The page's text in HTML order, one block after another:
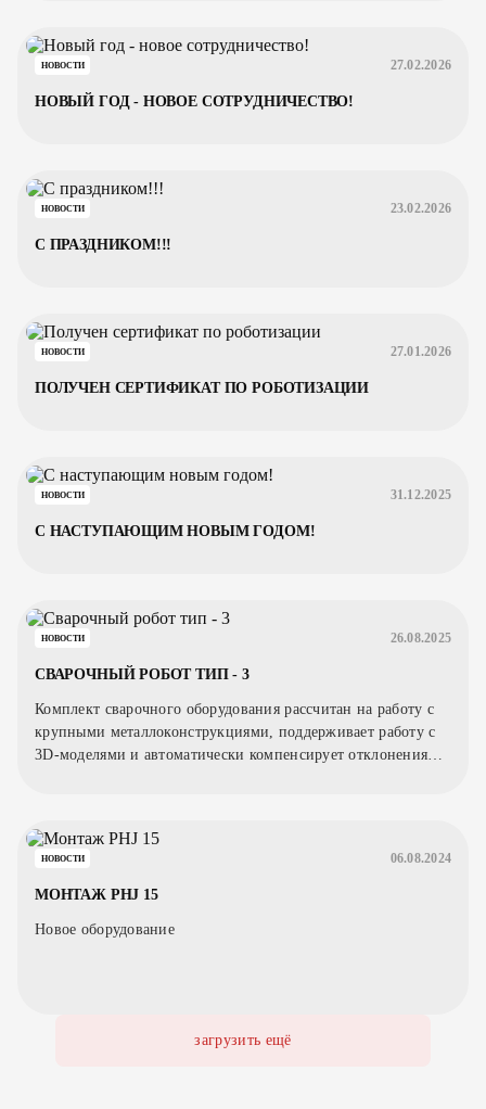
НОВОСТИ 27.02.2026
НОВЫЙ ГОД - НОВОЕ СОТРУДНИЧЕСТВО!
НОВОСТИ 23.02.2026
С ПРАЗДНИКОМ!!!
НОВОСТИ 27.01.2026
ПОЛУЧЕН СЕРТИФИКАТ ПО РОБОТИЗАЦИИ
НОВОСТИ 31.12.2025
С НАСТУПАЮЩИМ НОВЫМ ГОДОМ!
НОВОСТИ 26.08.2025
СВАРОЧНЫЙ РОБОТ ТИП - 3
Комплект сварочного оборудования рассчитан на работу с
крупными металлоконструкциями, поддерживает работу с
3D-моделями и автоматически компенсирует отклонения
НОВОСТИ 06.08.2024
МОНТАЖ PHJ 15
Новое оборудование
загрузить ещё